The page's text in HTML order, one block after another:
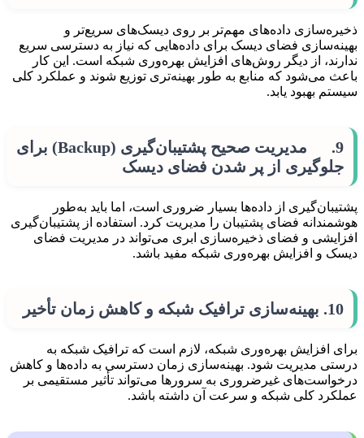
ذخیره‌سازی داده‌های مهم‌تر بر روی دیسک‌های سریع‌تر و
بهینه‌سازی فضای دیسک برای داده‌هایی که نیاز به دسترسی سریع
ندارند، از دیگر روش‌های افزایش بهره‌وری شبکه است. این کار
باعث می‌شود که منابع به طور بهینه‌تری توزیع شوند و عملکرد کلی
سیستم بهبود یابد.
9. مدیریت صحیح پشتیبان‌گیری (Backup) برای
جلوگیری از پر شدن فضای دیسک
پشتیبان‌گیری از داده‌ها بسیار ضروری است، اما باید به‌طور
هوشمندانه فضای پشتیبان را مدیریت کرد. استفاده از پشتیبان‌گیری
افزایشی و فضای ذخیره‌سازی ابری می‌تواند در مدیریت فضای
دیسک و افزایش بهره‌وری شبکه مفید باشد.
10. بهینه‌سازی ترافیک شبکه و کاهش زمان تأخیر
برای افزایش بهره‌وری شبکه، لازم است که ترافیک شبکه به
درستی مدیریت شود. بهینه‌سازی زمان دسترسی به داده‌ها و کاهش
درخواست‌های غیرضروری به سرورها می‌تواند تأثیر مستقیمی بر
عملکرد کلی شبکه و سرعت آن داشته باشد.